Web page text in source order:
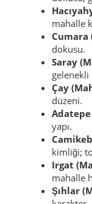
Tüm
(tam
dokusu;
mahalle
Cumara
dokusu.
Saray
gelenekli
Çay
düzeni.
Adatepe
yapı.